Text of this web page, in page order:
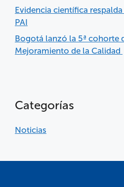
Evidencia científica
PAI
Bogotá lanzó la 5ª cohorte
Mejoramiento de la Calidad
Categorías
Noticias